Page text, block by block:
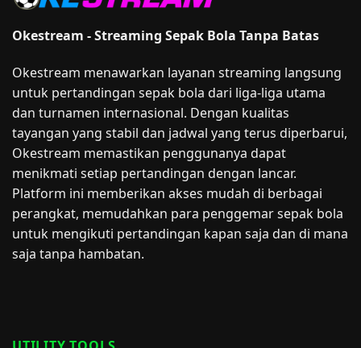
Okestream - Streaming Sepak Bola Tanpa Batas
Okestream menawarkan layanan streaming langsung
untuk pertandingan sepak bola dari liga-liga utama
dan turnamen internasional. Dengan kualitas
tayangan yang stabil dan jadwal yang terus diperbarui,
Okestream memastikan penggunanya dapat
menikmati setiap pertandingan dengan lancar.
Platform ini memberikan akses mudah di berbagai
perangkat, memudahkan para penggemar sepak bola
untuk mengikuti pertandingan kapan saja dan di mana
saja tanpa hambatan.